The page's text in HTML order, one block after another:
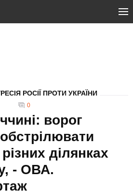
РОСІЇ ПРОТИ УКРАЇНИ
0
ворог
ділянках
- ОВА.